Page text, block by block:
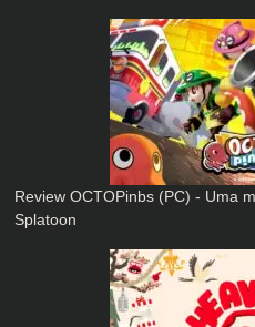
Review OCTOPinbs (PC) - Uma
Splatoon